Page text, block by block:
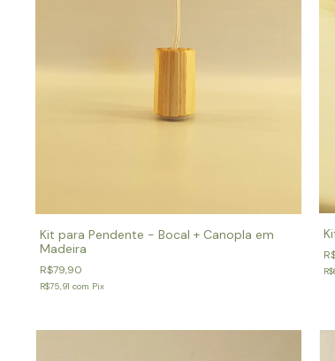
Kit para Pendente - Bocal + Canopla em
Madeira
R$79,90
R$75,91 com Pix